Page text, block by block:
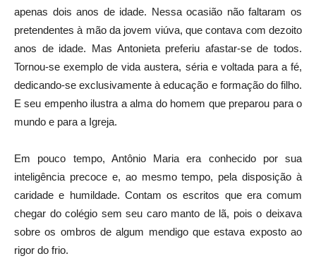
apenas dois anos de idade. Nessa ocasião não faltaram os
pretendentes à mão da jovem viúva, que contava com dezoito
anos de idade. Mas Antonieta preferiu afastar-se de todos.
Tornou-se exemplo de vida austera, séria e voltada para a fé,
dedicando-se exclusivamente à educação e formação do filho.
E seu empenho ilustra a alma do homem que preparou para o
mundo e para a Igreja.
Em pouco tempo, Antônio Maria era conhecido por sua
inteligência precoce e, ao mesmo tempo, pela disposição à
caridade e humildade. Contam os escritos que era comum
chegar do colégio sem seu caro manto de lã, pois o deixava
sobre os ombros de algum mendigo que estava exposto ao
rigor do frio.